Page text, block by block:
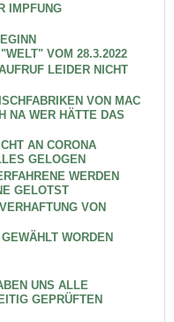
IMPFUNG
VOM 28.3.2022
LEIDER NICHT
VON MAC
NA WER HÄTTE DAS
AN CORONA
GELOGEN
WERDEN
GELOTST
VON
WORDEN
UNS ALLE
GEPRÜFTEN